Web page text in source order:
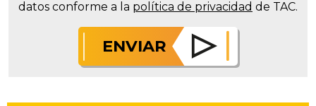
datos conforme a la política de privacidad de TAC.
ENVIAR